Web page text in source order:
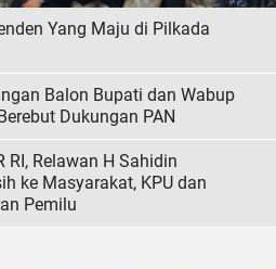
Yang Maju di Pilkada
Balon Bupati dan Wabup
Dukungan PAN
RI, Relawan H Sahidin
ke Masyarakat, KPU dan
Pemilu